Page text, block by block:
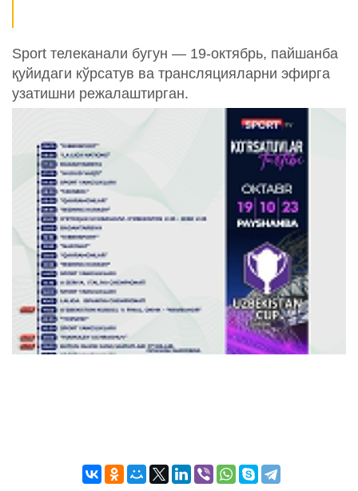
Sport телеканали бугун — 19-октябрь, пайшанба
қуйидаги кўрсатув ва трансляцияларни эфирга
узатишни режалаштирган.